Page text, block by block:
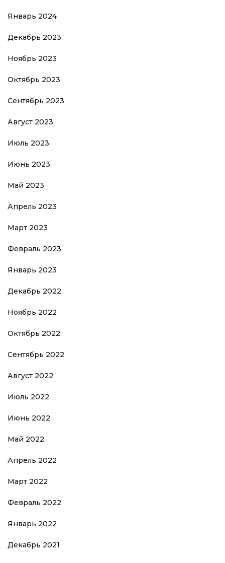
Январь 2024
Декабрь 2023
Ноябрь 2023
Октябрь 2023
Сентябрь 2023
Август 2023
Июль 2023
Июнь 2023
Май 2023
Апрель 2023
Март 2023
Февраль 2023
Январь 2023
Декабрь 2022
Ноябрь 2022
Октябрь 2022
Сентябрь 2022
Август 2022
Июль 2022
Июнь 2022
Май 2022
Апрель 2022
Март 2022
Февраль 2022
Январь 2022
Декабрь 2021